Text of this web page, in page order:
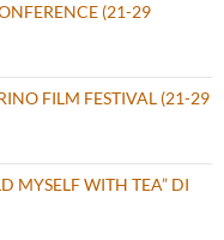
(21-29
FILM FESTIVAL (21-29
MYSELF WITH TEA” DI